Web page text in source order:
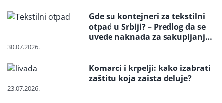
Gde su kontejneri za tekstilni
otpad u Srbiji? – Predlog da se
uvede naknada za sakupljanje i
30.07.2026.
Komarci i krpelji: kako izabrati
zaštitu koja zaista deluje?
23.07.2026.